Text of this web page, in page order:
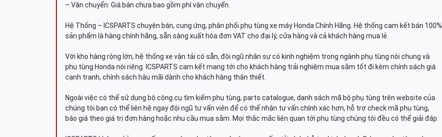
– Vận chuyển: Giá bán chưa bao gồm phí vận chuyển.
Hệ Thống – ICSPARTS chuyên bán, cung ứng, phân phối phụ tùng xe máy Honda Chính Hãng. Hệ thống cam kết bán 100%
sản phẩm là hàng chính hãng, sẵn sàng xuất hóa đơn VAT cho đại lý, cửa hàng và cả khách hàng mua lẻ.
Với kho hàng rộng lớn, hệ thống xe vận tải có sẵn, đội ngũ nhân sự có kinh nghiệm trong ngành phụ tùng nói chung và
phụ tùng Honda nói riêng. ICSPARTS cam kết mang tới cho khách hàng trải nghiệm mua sắm tốt đi kèm chính sách giá
cạnh tranh, chính sách hậu mãi dành cho khách hàng thân thiết.
Ngoài việc có thể sử dụng bộ công cụ tìm kiếm phụ tùng, parts catalogue, danh sách mã bộ phụ tùng trên website của
chúng tôi bạn có thể liên hệ ngay đội ngũ tư vấn viên để có thể nhận tư vấn chính xác hơn, hỗ trợ check mã phụ tùng,
báo giá theo giá trị đơn hàng hoặc nhu cầu mua sắm. Mọi thắc mắc liên quan tới phụ tùng chúng tôi đều có thể giải đáp.